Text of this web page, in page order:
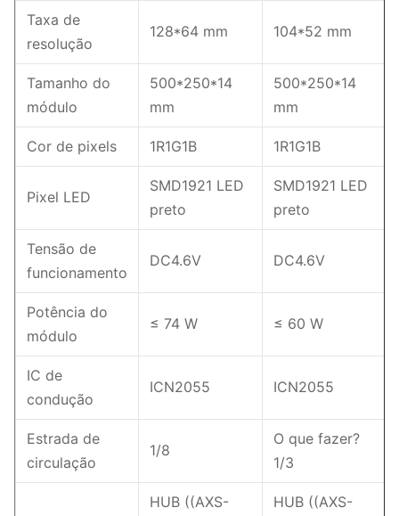
Taxa de
resolução
128*64 mm 104*52 mm
Tamanho do
módulo
500*250*14
mm
500*250*14
mm
Cor de pixels 1R1G1B 1R1G1B
Pixel LED
SMD1921 LED
preto
SMD1921 LED
preto
Tensão de
funcionamento
DC4.6V DC4.6V
Potência do
módulo
≤ 74 W ≤ 60 W
IC de
condução
ICN2055 ICN2055
Estrada de
circulação
1/8
O que fazer?
1/3
HUB ((AXS-
HUB ((AXS-